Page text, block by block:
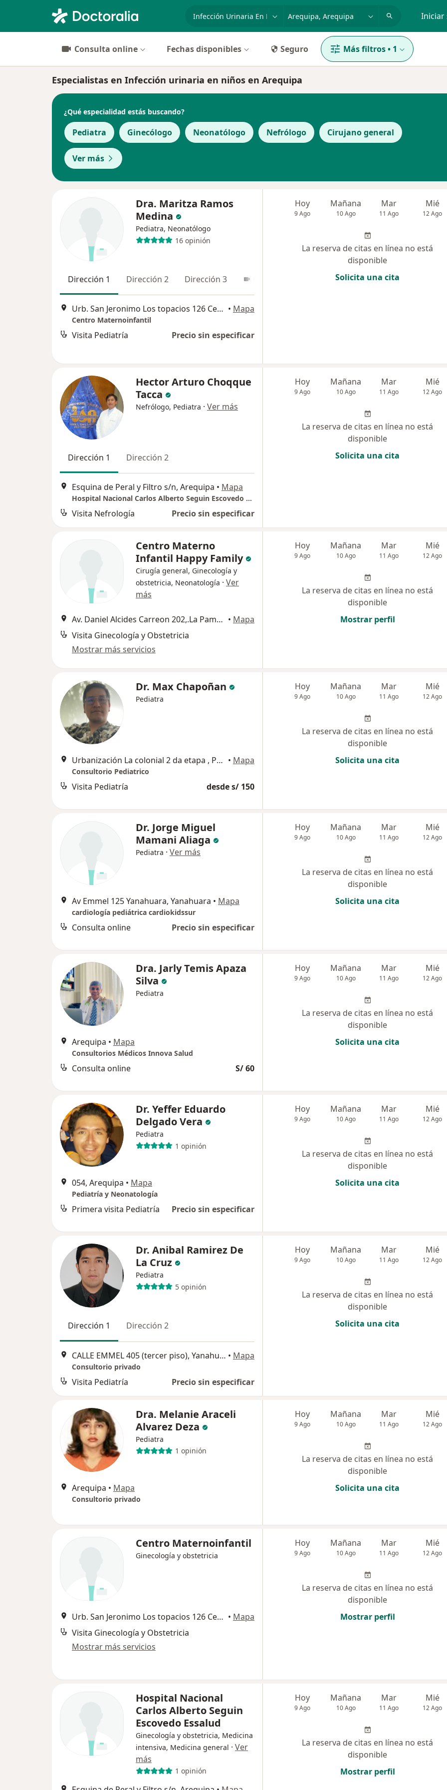
especialidad, enfermedad o nombre Iniciar
Consulta online Fechas disponibles Seguro Más filtros• 1
Especialistas en Infección urinaria en niños en Arequipa
¿Qué especialidad estás buscando?
Pediatra Ginecólogo Neonatólogo Nefrólogo Cirujano general
Ver más
Dra. Maritza Ramos
Medina
Pediatra, Neonatólogo
16 opinión
Dirección 1 Dirección 2 Dirección 3
Urb. San Jeronimo Los topacios 126 Cercado, Arequipa • Mapa
Centro Maternoinfantil
Visita Pediatría Precio sin especificar
Hoy
9 Ago
Mañana
10 Ago
Mar
11 Ago
Mié
12 Ago
La reserva de citas en línea no está
disponible
Solicita una cita
Hector Arturo Choqque
Tacca
Nefrólogo, Pediatra · Ver más
Dirección 1 Dirección 2
Esquina de Peral y Filtro s/n, Arequipa • Mapa
Hospital Nacional Carlos Alberto Seguin Escovedo Essalud
Visita Nefrología Precio sin especificar
Hoy
9 Ago
Mañana
10 Ago
Mar
11 Ago
Mié
12 Ago
La reserva de citas en línea no está
disponible
Solicita una cita
Centro Materno
Infantil Happy Family
Cirugía general, Ginecología y
obstetricia, Neonatología · Ver
más
Av. Daniel Alcides Carreon 202,.La Pampilla;Urb. Santa Catalina N-2.JLB y R;Urb. San Jeronimo Los topacios 126 Cercado., Arequipa • Mapa
Visita Ginecología y Obstetricia
Mostrar más servicios
Hoy
9 Ago
Mañana
10 Ago
Mar
11 Ago
Mié
12 Ago
La reserva de citas en línea no está
disponible
Mostrar perfil
Dr. Max Chapoñan
Pediatra
Urbanización La colonial 2 da etapa , Paucarpata • Mapa
Consultorio Pediatrico
Visita Pediatría desde s/ 150
Hoy
9 Ago
Mañana
10 Ago
Mar
11 Ago
Mié
12 Ago
La reserva de citas en línea no está
disponible
Solicita una cita
Dr. Jorge Miguel
Mamani Aliaga
Pediatra · Ver más
Av Emmel 125 Yanahuara, Yanahuara • Mapa
cardiología pediátrica cardiokidssur
Consulta online Precio sin especificar
Hoy
9 Ago
Mañana
10 Ago
Mar
11 Ago
Mié
12 Ago
La reserva de citas en línea no está
disponible
Solicita una cita
Dra. Jarly Temis Apaza
Silva
Pediatra
Arequipa • Mapa
Consultorios Médicos Innova Salud
Consulta online S/ 60
Hoy
9 Ago
Mañana
10 Ago
Mar
11 Ago
Mié
12 Ago
La reserva de citas en línea no está
disponible
Solicita una cita
Dr. Yeffer Eduardo
Delgado Vera
Pediatra
1 opinión
054, Arequipa • Mapa
Pediatría y Neonatología
Primera visita Pediatría Precio sin especificar
Hoy
9 Ago
Mañana
10 Ago
Mar
11 Ago
Mié
12 Ago
La reserva de citas en línea no está
disponible
Solicita una cita
Dr. Anibal Ramirez De
La Cruz
Pediatra
5 opinión
Dirección 1 Dirección 2
CALLE EMMEL 405 (tercer piso), Yanahuara • Mapa
Consultorio privado
Visita Pediatría Precio sin especificar
Hoy
9 Ago
Mañana
10 Ago
Mar
11 Ago
Mié
12 Ago
La reserva de citas en línea no está
disponible
Solicita una cita
Dra. Melanie Araceli
Alvarez Deza
Pediatra
1 opinión
Arequipa • Mapa
Consultorio privado
Hoy
9 Ago
Mañana
10 Ago
Mar
11 Ago
Mié
12 Ago
La reserva de citas en línea no está
disponible
Solicita una cita
Centro Maternoinfantil
Ginecología y obstetricia
Urb. San Jeronimo Los topacios 126 Cercado, Arequipa • Mapa
Visita Ginecología y Obstetricia
Mostrar más servicios
Hoy
9 Ago
Mañana
10 Ago
Mar
11 Ago
Mié
12 Ago
La reserva de citas en línea no está
disponible
Mostrar perfil
Hospital Nacional
Carlos Alberto Seguin
Escovedo Essalud
Ginecología y obstetricia, Medicina
intensiva, Medicina general · Ver
más
1 opinión
Hoy
9 Ago
Mañana
10 Ago
Mar
11 Ago
Mié
12 Ago
La reserva de citas en línea no está
disponible
Mostrar perfil